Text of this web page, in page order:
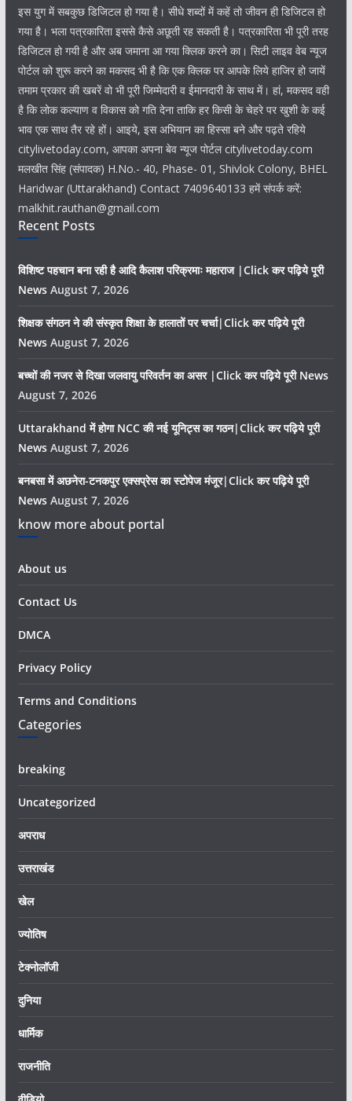
इस युग में सबकुछ डिजिटल हो गया है। सीधे शब्दों में कहें तो जीवन ही डिजिटल हो
गया है। भला पत्रकारिता इससे कैसे अछूती रह सकती है। पत्रकारिता भी पूरी तरह
डिजिटल हो गयी है और अब जमाना आ गया क्लिक करने का। सिटी लाइव वेब न्यूज
पोर्टल को शुरू करने का मकसद भी है कि एक क्लिक पर आपके लिये हाजिर हो जायें
तमाम प्रकार की खबरें वो भी पूरी जिम्मेदारी व ईमानदारी के साथ में। हां, मकसद वही
है कि लोक कल्याण व विकास को गति देना ताकि हर किसी के चेहरे पर खुशी के कई
भाव एक साथ तैर रहे हों। आइये, इस अभियान का हिस्सा बने और पढ़ते रहिये
citylivetoday.com, आपका अपना बेव न्यूज पोर्टल citylivetoday.com
मलखीत सिंह (संपादक) H.No.- 40, Phase- 01, Shivlok Colony, BHEL
Haridwar (Uttarakhand) Contact 7409640133 हमें संपर्क करें:
malkhit.rauthan@gmail.com
Recent Posts
विशिष्ट पहचान बना रही है आदि कैलाश परिक्रमाः महाराज |Click कर पढ़िये पूरी
News August 7, 2026
शिक्षक संगठन ने की संस्कृत शिक्षा के हालातों पर चर्चा|Click कर पढ़िये पूरी
News August 7, 2026
बच्चों की नजर से दिखा जलवायु परिवर्तन का असर |Click कर पढ़िये पूरी News
August 7, 2026
Uttarakhand में होगा NCC की नई यूनिट्स का गठन|Click कर पढ़िये पूरी
News August 7, 2026
बनबसा में अछनेरा-टनकपुर एक्सप्रेस का स्टोपेज मंजूर|Click कर पढ़िये पूरी
News August 7, 2026
know more about portal
About us
Contact Us
DMCA
Privacy Policy
Terms and Conditions
Categories
breaking
Uncategorized
अपराध
उत्तराखंड
खेल
ज्योतिष
टेक्नोलॉजी
दुनिया
धार्मिक
राजनीति